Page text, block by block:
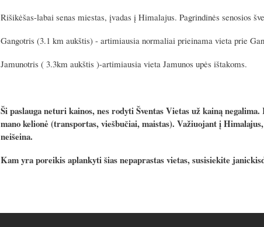
Rišikėšas-labai senas miestas, įvadas į Himalajus. Pagrindinės senosios
Gangotris (3.1 km aukštis) - artimiausia normaliai prieinama vieta prie
Jamunotris ( 3.3km aukštis )-artimiausia vieta Jamunos upės ištakoms.
Ši paslauga neturi kainos, nes rodyti Šventas Vietas už kainą
mano kelionė (transportas, viešbučiai, maistas). Važiuojant į
neišeina.
Kam yra poreikis aplankyti šias nepaprastas vietas, susisiekite